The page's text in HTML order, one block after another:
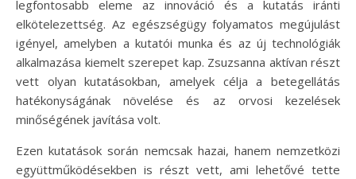
legfontosabb eleme az innováció és a kutatás iránti
elkötelezettség. Az egészségügy folyamatos megújulást
igényel, amelyben a kutatói munka és az új technológiák
alkalmazása kiemelt szerepet kap. Zsuzsanna aktívan részt
vett olyan kutatásokban, amelyek célja a betegellátás
hatékonyságának növelése és az orvosi kezelések
minőségének javítása volt.
Ezen kutatások során nemcsak hazai, hanem nemzetközi
együttműködésekben is részt vett, ami lehetővé tette